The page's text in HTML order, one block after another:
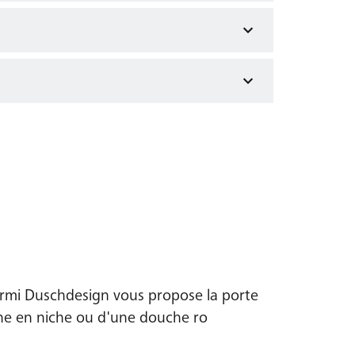
si la porte
? Tenez
Duschdesign vous propose la porte
en niche ou d'une douche ro